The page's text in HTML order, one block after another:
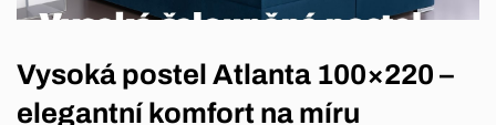
Vysoká postel Atlanta 100×220 –
elegantní komfort na míru